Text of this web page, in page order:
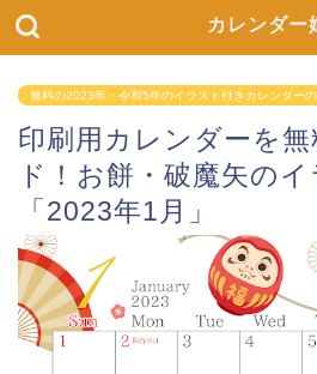
カレンダー
無料の2023年・令和5年のイラスト付きカレンダーの
印刷用カレンダーを
ド！お餅・破魔矢の
「2023年1月」